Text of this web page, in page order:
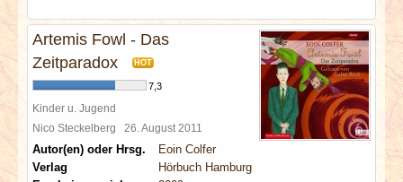
Artemis Fowl - Das
Zeitparadox
HOT
7,3
Kinder u. Jugend
Nico Steckelberg 26. August 2011
Autor(en) oder Hrsg.
Eoin Colfer
Verlag
Hörbuch Hamburg